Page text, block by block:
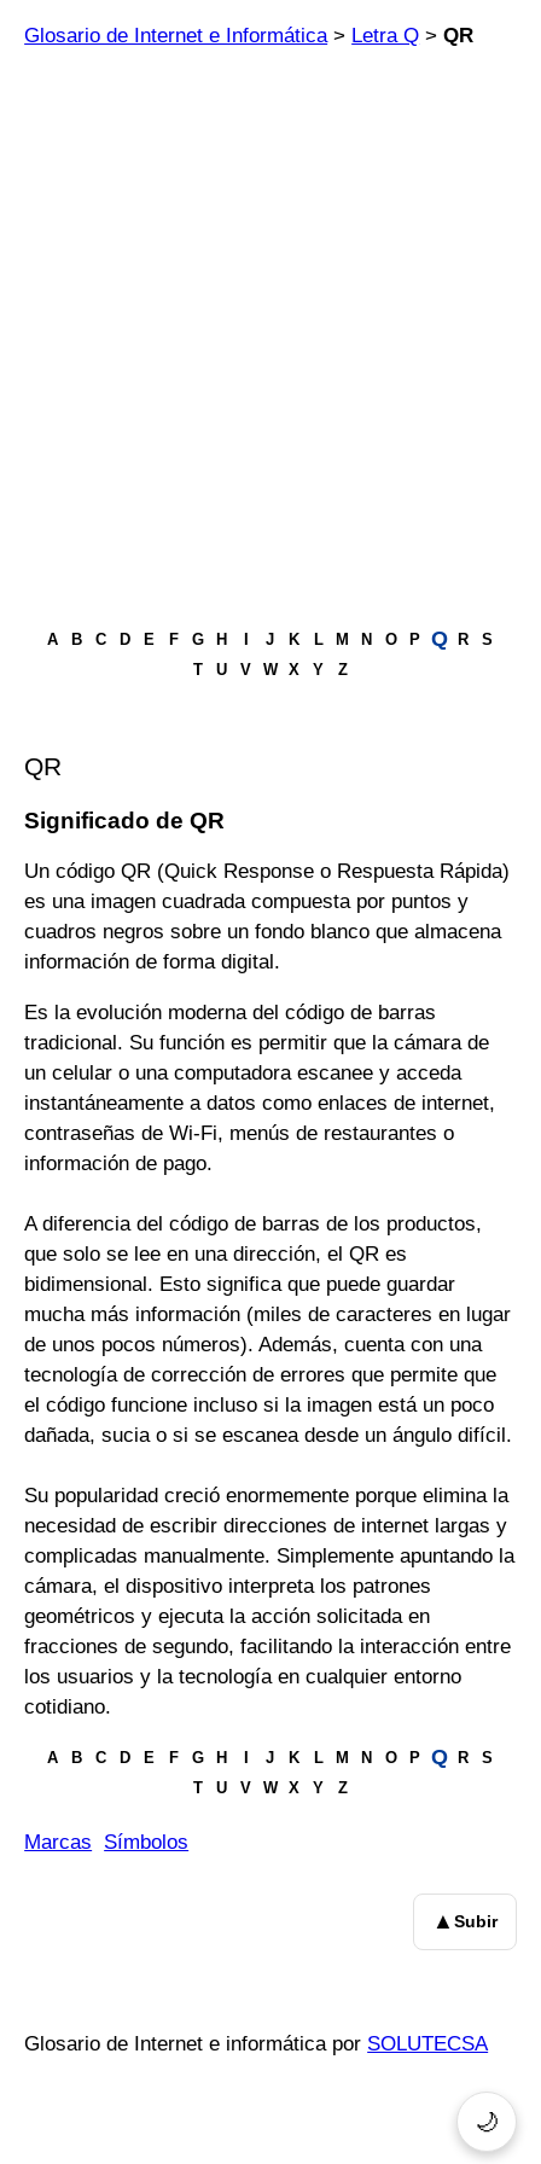
🌙
Glosario de Internet e Informática> Letra Q >QR
A B C D E F G H J K L M N O P Q R
S
T
U V W X Y Z
QR
Significado de QR
Un código QR (Quick Response o Respuesta Rápida)
es una imagen cuadrada compuesta por puntos y
cuadros negros sobre un fondo blanco que almacena
información de forma digital.
Es la evolución moderna del código de barras
tradicional. Su función es permitir que la cámara de
un celular o una computadora escanee y acceda
instantáneamente a datos como enlaces de internet,
contraseñas de Wi-Fi, menús de restaurantes o
información de pago.
A diferencia del código de barras de los productos,
que solo se lee en una dirección, el QR es
bidimensional. Esto significa que puede guardar
mucha más información (miles de caracteres en lugar
de unos pocos números). Además, cuenta con una
tecnología de corrección de errores que permite que
el código funcione incluso si la imagen está un poco
dañada, sucia o si se escanea desde un ángulo difícil.
Su popularidad creció enormemente porque elimina la
necesidad de escribir direcciones de internet largas y
complicadas manualmente. Simplemente apuntando la
cámara, el dispositivo interpreta los patrones
geométricos y ejecuta la acción solicitada en
fracciones de segundo, facilitando la interacción entre
los usuarios y la tecnología en cualquier entorno
cotidiano.
A B C D E F G H J K L M N O P Q R
S
T
U V W X Y Z
Marcas Símbolos
▲ Subir
Glosario de Internet e informática por SOLUTECSA